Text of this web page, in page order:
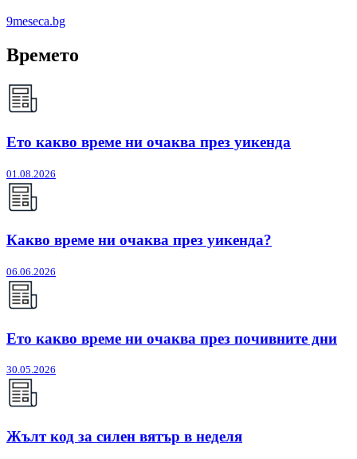
9meseca.bg
Времето
Ето какво време ни очаква през уикенда
01.08.2026
Какво време ни очаква през уикенда?
06.06.2026
Ето какво време ни очаква през почивните дни
30.05.2026
Жълт код за силен вятър в неделя